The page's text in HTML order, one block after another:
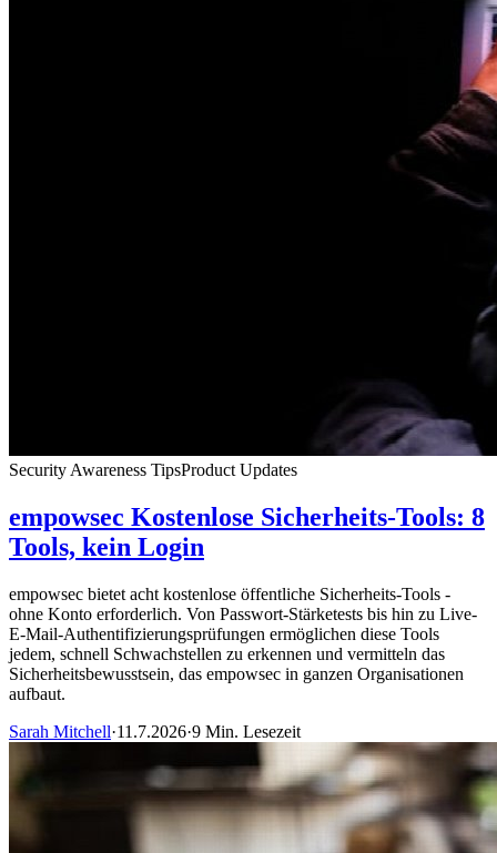
Security Awareness TipsProduct Updates
empowsec Kostenlose Sicherheits-Tools: 8
Tools, kein Login
empowsec bietet acht kostenlose öffentliche Sicherheits-Tools -
ohne Konto erforderlich. Von Passwort-Stärketests bis hin zu Live-
E-Mail-Authentifizierungsprüfungen ermöglichen diese Tools
jedem, schnell Schwachstellen zu erkennen und vermitteln das
Sicherheitsbewusstsein, das empowsec in ganzen Organisationen
aufbaut.
Sarah Mitchell·11.7.2026·9 Min. Lesezeit